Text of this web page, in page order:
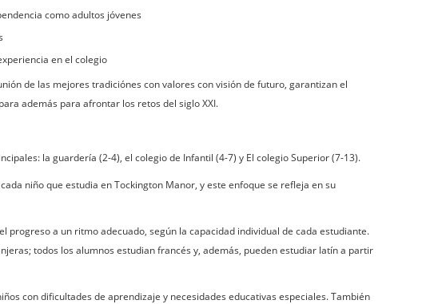
como adultos jóvenes
en el colegio
de las mejores tradiciónes con valores con visión de futuro, garantizan el
además para afrontar los retos del siglo XXI.
la guardería (2-4), el colegio de Infantil (4-7) y El colegio Superior (7-13).
niño que estudia en Tockington Manor, y este enfoque se refleja en su
a un ritmo adecuado, según la capacidad individual de cada estudiante.
todos los alumnos estudian francés y, además, pueden estudiar latín a partir
con dificultades de aprendizaje y necesidades educativas especiales. También